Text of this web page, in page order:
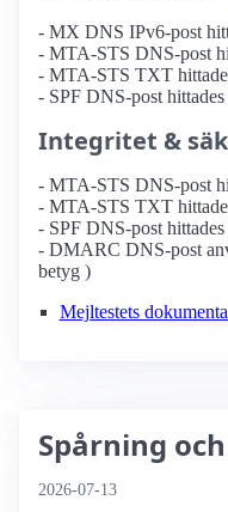
- MX DNS IPv6-post
- MTA-STS DNS-post
- MTA-STS TXT
- SPF DNS-post
Integritet &
- MTA-STS DNS-post
- MTA-STS TXT
- SPF DNS-post
- DMARC DNS-post
betyg )
Mejltestets
Spårning
2026-07-13